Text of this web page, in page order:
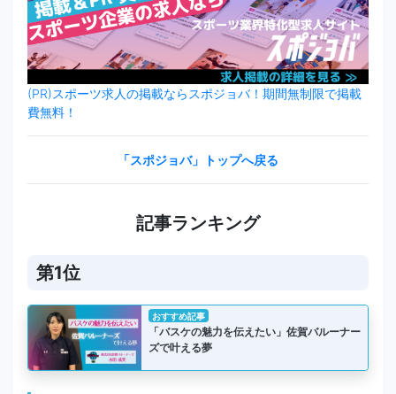
(PR)スポーツ求人の掲載ならスポジョバ！期間無制限で掲載
費無料！
「スポジョバ」トップへ戻る
記事ランキング
第1位
おすすめ記事
「バスケの魅力を伝えたい」佐賀バルーナー
ズで叶える夢